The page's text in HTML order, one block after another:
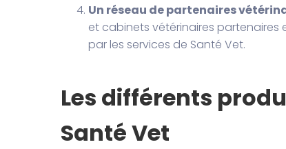
Un réseau de partenaires
et cabinets vétérinaires
par les services de Santé Vet.
Les différents
Santé Vet